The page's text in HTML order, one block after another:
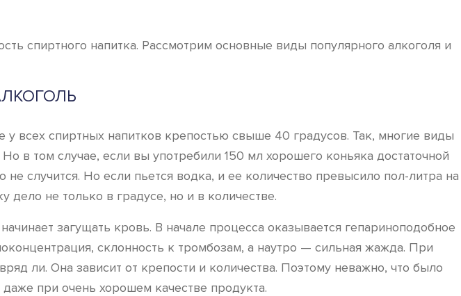
спиртного напитка. Рассмотрим основные виды популярного алкоголя и
всех спиртных напитков крепостью свыше 40 градусов. Так, многие виды
в том случае, если вы употребили 150 мл хорошего коньяка достаточной
случится. Но если пьется водка, и ее количество превысило пол-литра на
дело не только в градусе, но и в количестве.
загущать кровь. В начале процесса оказывается гепариноподобное
склонность к тромбозам, а наутро — сильная жажда. При
ли. Она зависит от крепости и количества. Поэтому неважно, что было
при очень хорошем качестве продукта.